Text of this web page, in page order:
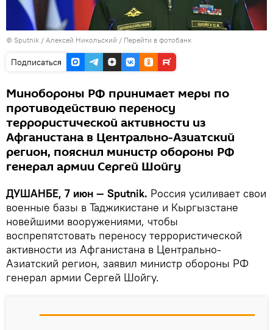
© Sputnik / Алексей Никольский / Перейти в фотобанк
Подписаться
Минобороны РФ принимает меры по
противодействию переносу
террористической активности из
Афганистана в Центрально-Азиатский
регион, пояснил министр обороны РФ
генерал армии Сергей Шойгу
ДУШАНБЕ, 7 июн — Sputnik. Россия усиливает свои
военные базы в Таджикистане и Кыргызстане
новейшими вооружениями, чтобы
воспрепятстовать переносу террористической
активности из Афганистана в Центрально-
Азиатский регион, заявил министр обороны РФ
генерал армии Сергей Шойгу.